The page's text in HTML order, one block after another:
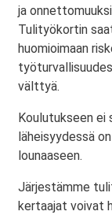
ja
Tulityökortin
huomioimaan
välttyä.
Koulutukseen ei
läheisyydessä
lounaaseen.
Järjestämme
kertaajat voivat